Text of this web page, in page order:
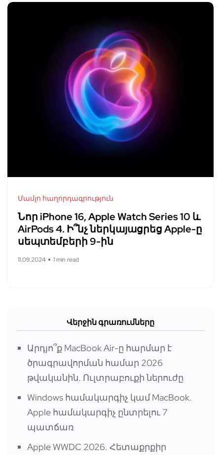
Մամլո հաղորդագրություն
Նոր iPhone 16, Apple Watch Series 10 և
AirPods 4. Ի՞նչ ներկայացրեց Apple-ը
սեպտեմբերի 9-ին
11.09.2024 1 min read
Վերջին գրառումները
Արդյո՞ք MacBook Air-ը հարմար է
ծրագրավորման համար 2026
թվականին. Ուլտրաբուքի ներուժը
Windows համակարգիչ կամ MacBook.
Apple համակարգիչ ընտրելու 7
պատճառ
Apple WWDC 2026. Հետաքրքիր